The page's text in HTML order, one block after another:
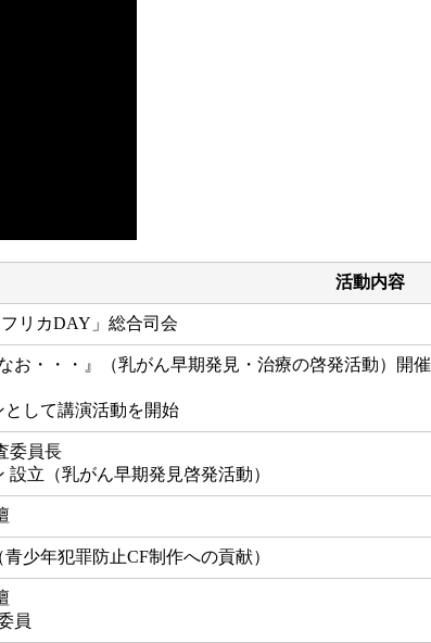
活動内容
リカDAY」総合司会
お・・・』（乳がん早期発見・治療の啓発活動）開催
して講演活動を開始
委員長
立（乳がん早期発見啓発活動）
少年犯罪防止CF制作への貢献）
員